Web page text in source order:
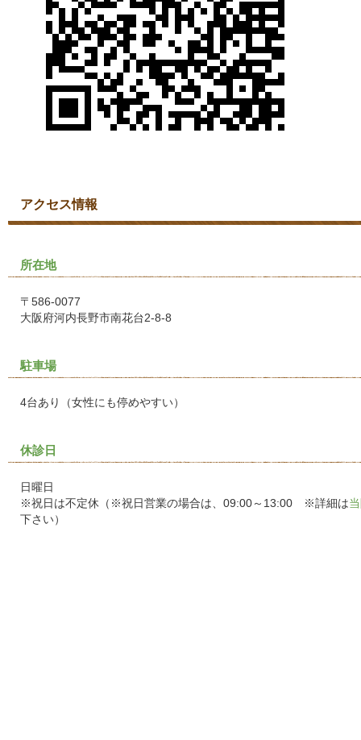
アクセス情報
所在地
〒586-0077
大阪府河内長野市南花台2-8-8
駐車場
4台あり（女性にも停めやすい）
休診日
日曜日
※祝日は不定休（※祝日営業の場合は、09:00～13:00 ※詳細は
下さい）